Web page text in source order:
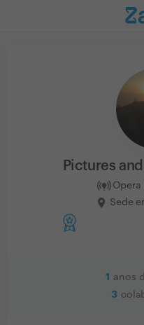
Pictures
Opera
Sede
1
anos
3